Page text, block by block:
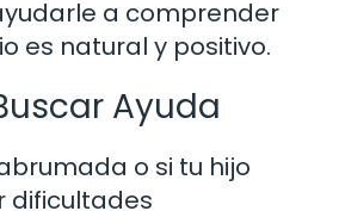
a comprender
es natural y positivo.
Ayuda
o si tu hijo
dificultades